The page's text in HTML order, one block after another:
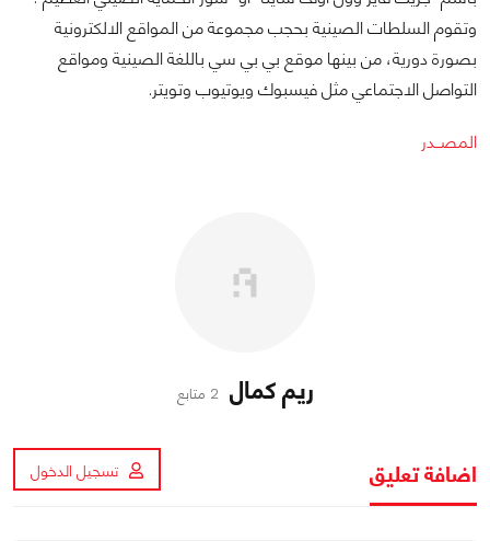
وتقوم السلطات الصينية بحجب مجموعة من المواقع الالكترونية
بصورة دورية، من بينها موقع بي بي سي باللغة الصينية ومواقع
التواصل الاجتماعي مثل فيسبوك ويوتيوب وتويتر.
المصــدر
ريم كمال 2 متابع
اضافة تعليق تسجيل الدخول